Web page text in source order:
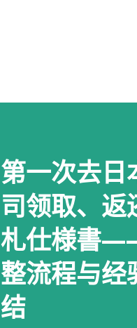
第一次去日
司领取、返
札仕様書
整流程与经
结